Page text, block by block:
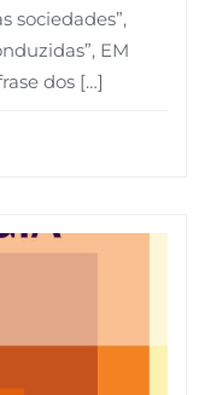
sociedades”,
EM
dos […]